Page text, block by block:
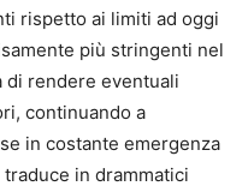
rispetto ai limiti ad oggi
più stringenti nel
di rendere eventuali
continuando a
in costante emergenza
in drammatici